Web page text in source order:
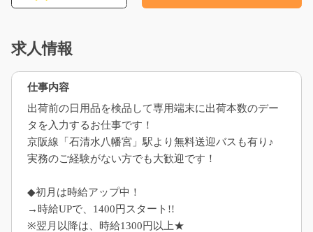
求人情報
仕事内容
出荷前の日用品を検品して専用端末に出荷本数のデー
タを入力するお仕事です！
京阪線「石清水八幡宮」駅より無料送迎バスも有り♪
実務のご経験がない方でも大歓迎です！
◆初月は時給アップ中！
→時給UPで、1400円スタート!!
※翌月以降は、時給1300円以上★